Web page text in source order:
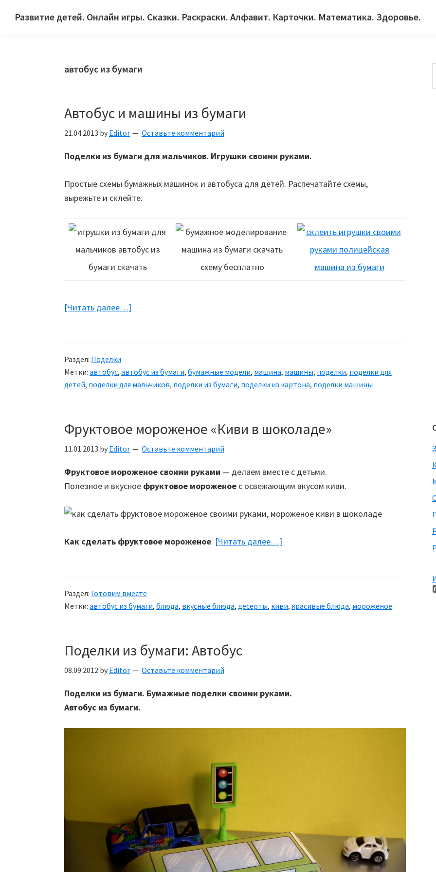
Развитие детей. Онлайн игры. Сказки. Раскраски. Алфавит. Карточки. Математика. Здоровье.
автобус из бумаги
Автобус и машины из бумаги
21.04.2013 by Editor Оставьте комментарий
Поделки из бумаги для мальчиков. Игрушки своими руками.
Простые схемы бумажных машинок и автобуса для детей. Распечатайте схемы,
вырежьте и склейте.
[Читать далее…]
бумаги
Раздел: Поделки
Метки: автобус, автобус из бумаги, бумажные модели, машина, машины, поделки, поделки для
детей, поделки для мальчиков, поделки из бумаги, поделки из картона, поделки машины
Фруктовое мороженое «Киви в шоколаде»
11.01.2013 by Editor Оставьте комментарий
Фруктовое мороженое своими руками — делаем вместе с детьми.
Полезное и вкусное фруктовое мороженое с освежающим вкусом киви.
Как сделать фруктовое мороженое: [Читать далее…]
шоколаде»
Раздел: Готовим вместе
Метки: автобус из бумаги, блюда, вкусные блюда, десерты, киви, красивые блюда, мороженое
Поделки из бумаги: Автобус
08.09.2012 by Editor Оставьте комментарий
Поделки из бумаги. Бумажные поделки своими руками.
Автобус из бумаги.